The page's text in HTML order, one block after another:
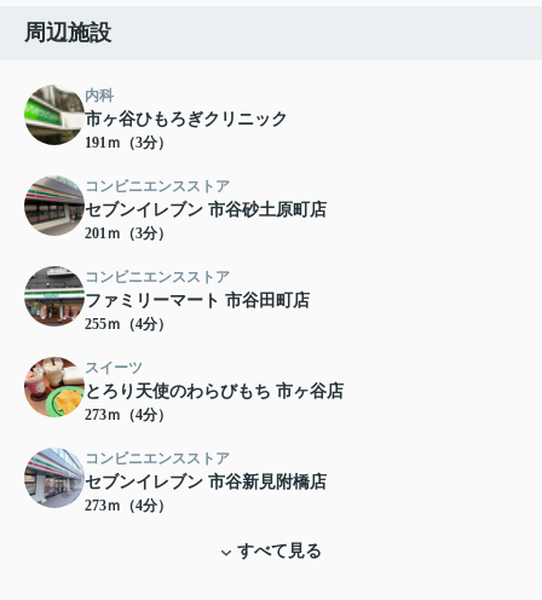
周辺施設
内科
市ヶ谷ひもろぎクリニック
191ｍ（3分）
コンビニエンスストア
セブンイレブン 市谷砂土原町店
201ｍ（3分）
コンビニエンスストア
ファミリーマート 市谷田町店
255ｍ（4分）
スイーツ
とろり天使のわらびもち 市ヶ谷店
273ｍ（4分）
コンビニエンスストア
セブンイレブン 市谷新見附橋店
273ｍ（4分）
すべて見る